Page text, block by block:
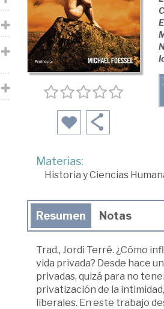
Materias:
Historia y Ciencias
Resumen Notas
Trad., Jordi Terré. ¿Cómo
vida privada? Desde hace
privadas, quizá para no
privatización de la
liberales. En este trabajo